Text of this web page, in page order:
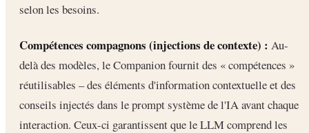
selon les besoins.
Compétences compagnons (injections de contexte) : Au-
delà des modèles, le Companion fournit des « compétences »
réutilisables – des éléments d'information contextuelle et des
conseils injectés dans le prompt système de l'IA avant chaque
interaction. Ceux-ci garantissent que le LLM comprend les